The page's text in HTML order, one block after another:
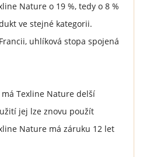
Nature o 19 %, tedy o 8 %
ve stejné kategorii.
uhlíková stopa spojená
Texline Nature delší
jej lze znovu použít
Nature má záruku 12 let